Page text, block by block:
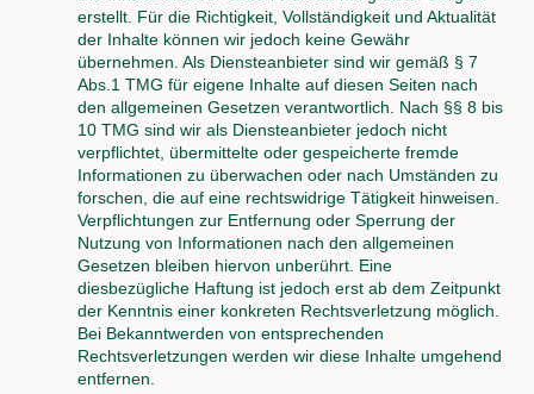
zur
Festwiese
BBV
Berichte
Jubiläum
Bilder
vom
Jubiläum
Bildergalerien
Schützenfestbilder
Jubiläumsbilder
Filme
zum
1.
Mai
Kranzniederlegung
2021
erstellt. Für die Richtigkeit, Vollständigkeit und Aktualität
der Inhalte können wir jedoch keine Gewähr
übernehmen. Als Diensteanbieter sind wir gemäß § 7
Abs.1 TMG für eigene Inhalte auf diesen Seiten nach
den allgemeinen Gesetzen verantwortlich. Nach §§ 8 bis
10 TMG sind wir als Diensteanbieter jedoch nicht
verpflichtet, übermittelte oder gespeicherte fremde
Informationen zu überwachen oder nach Umständen zu
forschen, die auf eine rechtswidrige Tätigkeit hinweisen.
Verpflichtungen zur Entfernung oder Sperrung der
Nutzung von Informationen nach den allgemeinen
Gesetzen bleiben hiervon unberührt. Eine
diesbezügliche Haftung ist jedoch erst ab dem Zeitpunkt
der Kenntnis einer konkreten Rechtsverletzung möglich.
Bei Bekanntwerden von entsprechenden
Rechtsverletzungen werden wir diese Inhalte umgehend
entfernen.